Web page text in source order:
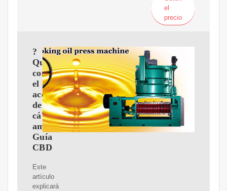
el
precio
?
Qué
contiene
el
aceite
de
cá?
amo?
Guía
CBD
Este
artículo
explicará